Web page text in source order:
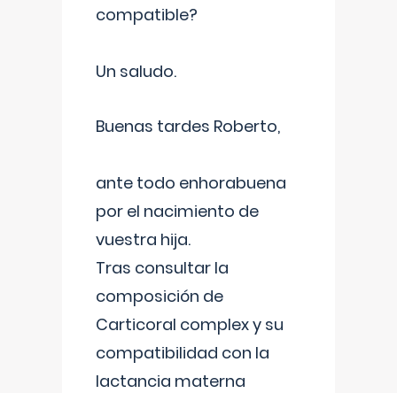
compatible?
Un saludo.
Buenas tardes Roberto,
ante todo enhorabuena
por el nacimiento de
vuestra hija.
Tras consultar la
composición de
Carticoral complex y su
compatibilidad con la
lactancia materna